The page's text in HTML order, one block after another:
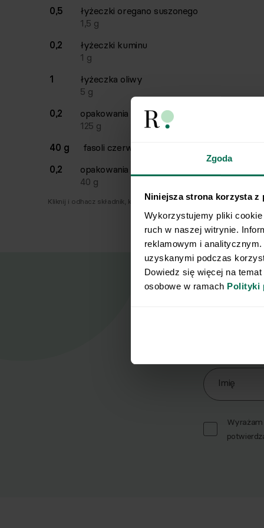
Zgoda
Niniejsza strona korzysta z
Wykorzystujemy pliki
ruch w naszej witrynie.
reklamowym i
uzyskanymi podczas
Dowiedz się więcej na
osobowe w ramach Polityki
0,5
łyżeczki oregano suszonego
1,5 g
0,2
łyżeczki kuminu
1 g
1
łyżeczka oliwy
5 g
0,2
opakowania
passaty pomidorowej
125 g
40 g
fasoli czerwonej konserwowej
0,2
opakowania
40 g
Kliknij i odhacz składnik, który już masz.
Zapisz się
Imię